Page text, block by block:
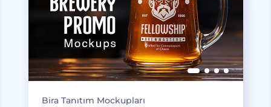
Bira Tanıtım Mockupları